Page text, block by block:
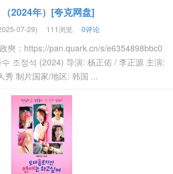
（2024年）[夸克网盘]
07-29) 111浏览 0评论
奭：https://pan.quark.cn/s/e6354898bbc0
조정석 (2024) 导演: 杨正佑 / 李正源 主演:
秀 制片国家/地区: 韩国 ...